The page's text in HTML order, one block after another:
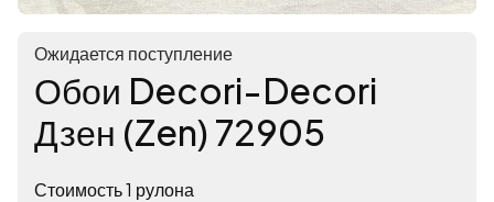
Ожидается поступление
Обои Decori-Decori
Дзен (Zen) 72905
Стоимость 1 рулона